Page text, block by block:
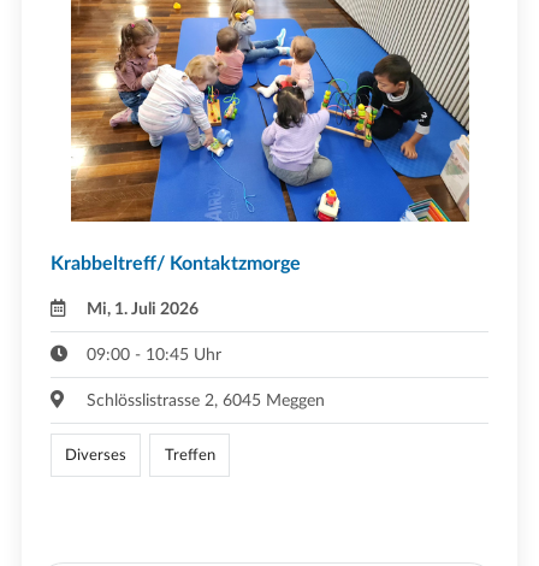
Krabbeltreff/ Kontaktzmorge
Mi, 1. Juli 2026
09:00 - 10:45 Uhr
Schlösslistrasse 2, 6045 Meggen
Diverses Treffen